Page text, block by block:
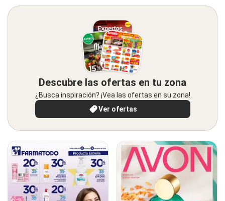
Descubre las ofertas en tu zona
¿Busca inspiración? ¡Vea las ofertas en su zona!
Ver ofertas